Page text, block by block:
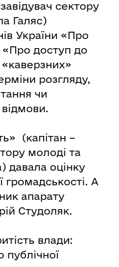
сектору
Галяс)
України «Про
доступ до
«каверзних»
розгляду,
чи
(капітан –
молоді та
давала оцінку
громадськості. А
апарату
Студоляк.
влади:
публічної